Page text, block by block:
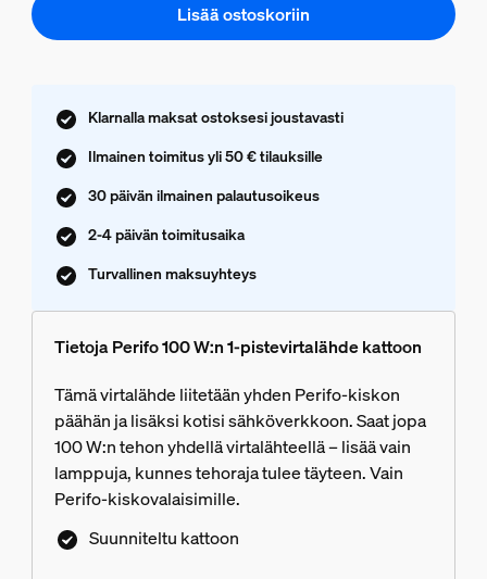
Lisää ostoskoriin
Klarnalla maksat ostoksesi joustavasti
Ilmainen toimitus yli 50 € tilauksille
30 päivän ilmainen palautusoikeus
2-4 päivän toimitusaika
Turvallinen maksuyhteys
Tietoja Perifo 100 W:n 1-pistevirtalähde kattoon
Tämä virtalähde liitetään yhden Perifo-kiskon
päähän ja lisäksi kotisi sähköverkkoon. Saat jopa
100 W:n tehon yhdellä virtalähteellä – lisää vain
lamppuja, kunnes tehoraja tulee täyteen. Vain
Perifo-kiskovalaisimille.
Suunniteltu kattoon